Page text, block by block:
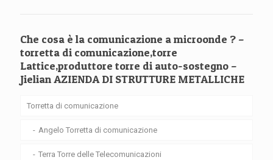
Che cosa è la comunicazione a microonde ? –
torretta di comunicazione,torre
Lattice,produttore torre di auto-sostegno –
Jielian AZIENDA DI STRUTTURE METALLICHE
Torretta di comunicazione
Angelo Torretta di comunicazione
Terra Torre delle Telecomunicazioni